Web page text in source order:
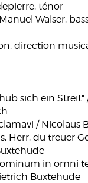
ténor
Walser,
direction
sich ein
/ Nicolaus
Herr, du treuer
in omni
Buxtehude